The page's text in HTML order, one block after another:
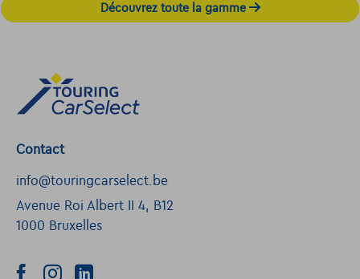
Découvrez toute la gamme
Contact
info@touringcarselect.be
Avenue Roi Albert II 4, B12
1000 Bruxelles